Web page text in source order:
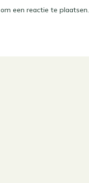
om een reactie te plaatsen.